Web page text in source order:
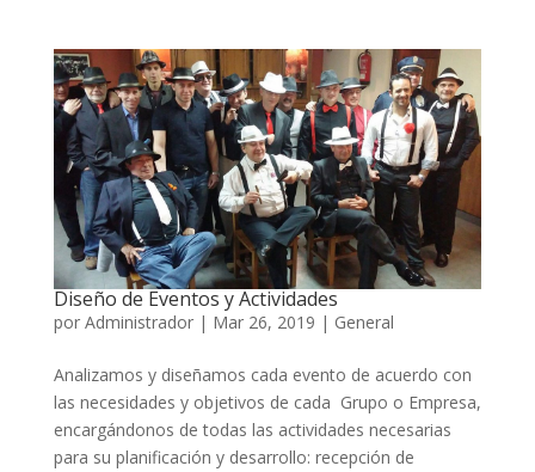
Diseño de Eventos y Actividades
por Administrador| Mar 26, 2019 | General
Analizamos y diseñamos cada evento de acuerdo con
las necesidades y objetivos de cada Grupo o Empresa,
encargándonos de todas las actividades necesarias
para su planificación y desarrollo: recepción de